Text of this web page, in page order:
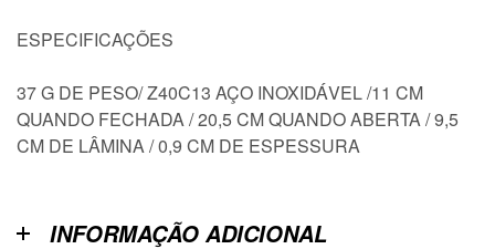
ESPECIFICAÇÕES
37 G DE PESO/ Z40C13 AÇO INOXIDÁVEL /11 CM
QUANDO FECHADA / 20,5 CM QUANDO ABERTA / 9,5
CM DE LÂMINA / 0,9 CM DE ESPESSURA
INFORMAÇÃO ADICIONAL